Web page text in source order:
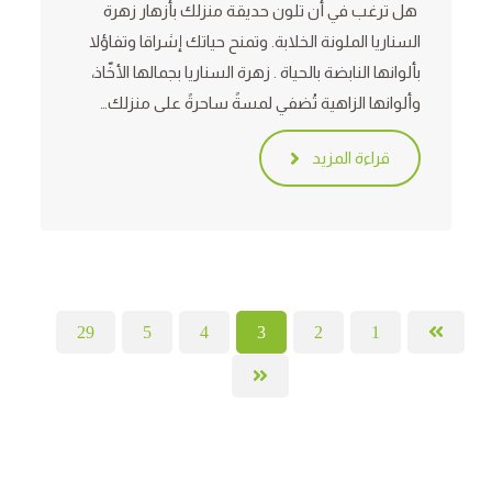
هل ترغب في أن تلون حديقة منزلك بأزهار زهرة
السناريا الملونة الخلابة. وتمنح حياتك إشراقا وتفاؤلا
بألوانها النابضة بالحياة . زهرة السناريا بجمالها الأخّاذ،
وألوانها الزاهية تُضفي لمسةً ساحرةً على منزلك…
قراءة المزيد
1
2
3
4
5
29